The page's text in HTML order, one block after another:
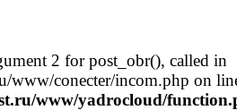
2 for post_obr(), called in
www/conecter/incom.php on
www/yadrocloud/